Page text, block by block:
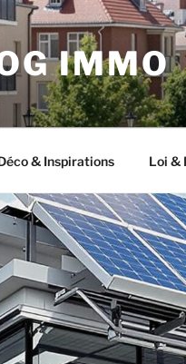
IMMO
& Inspirations Loi &